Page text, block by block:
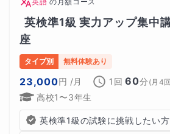
英検準1級 実力アップ集中
座
タイプ別 無料体験あり
23,000円 /月 1回 60分 ( 月4
高校1〜3年生
英検準1級の試験に挑戦したい方